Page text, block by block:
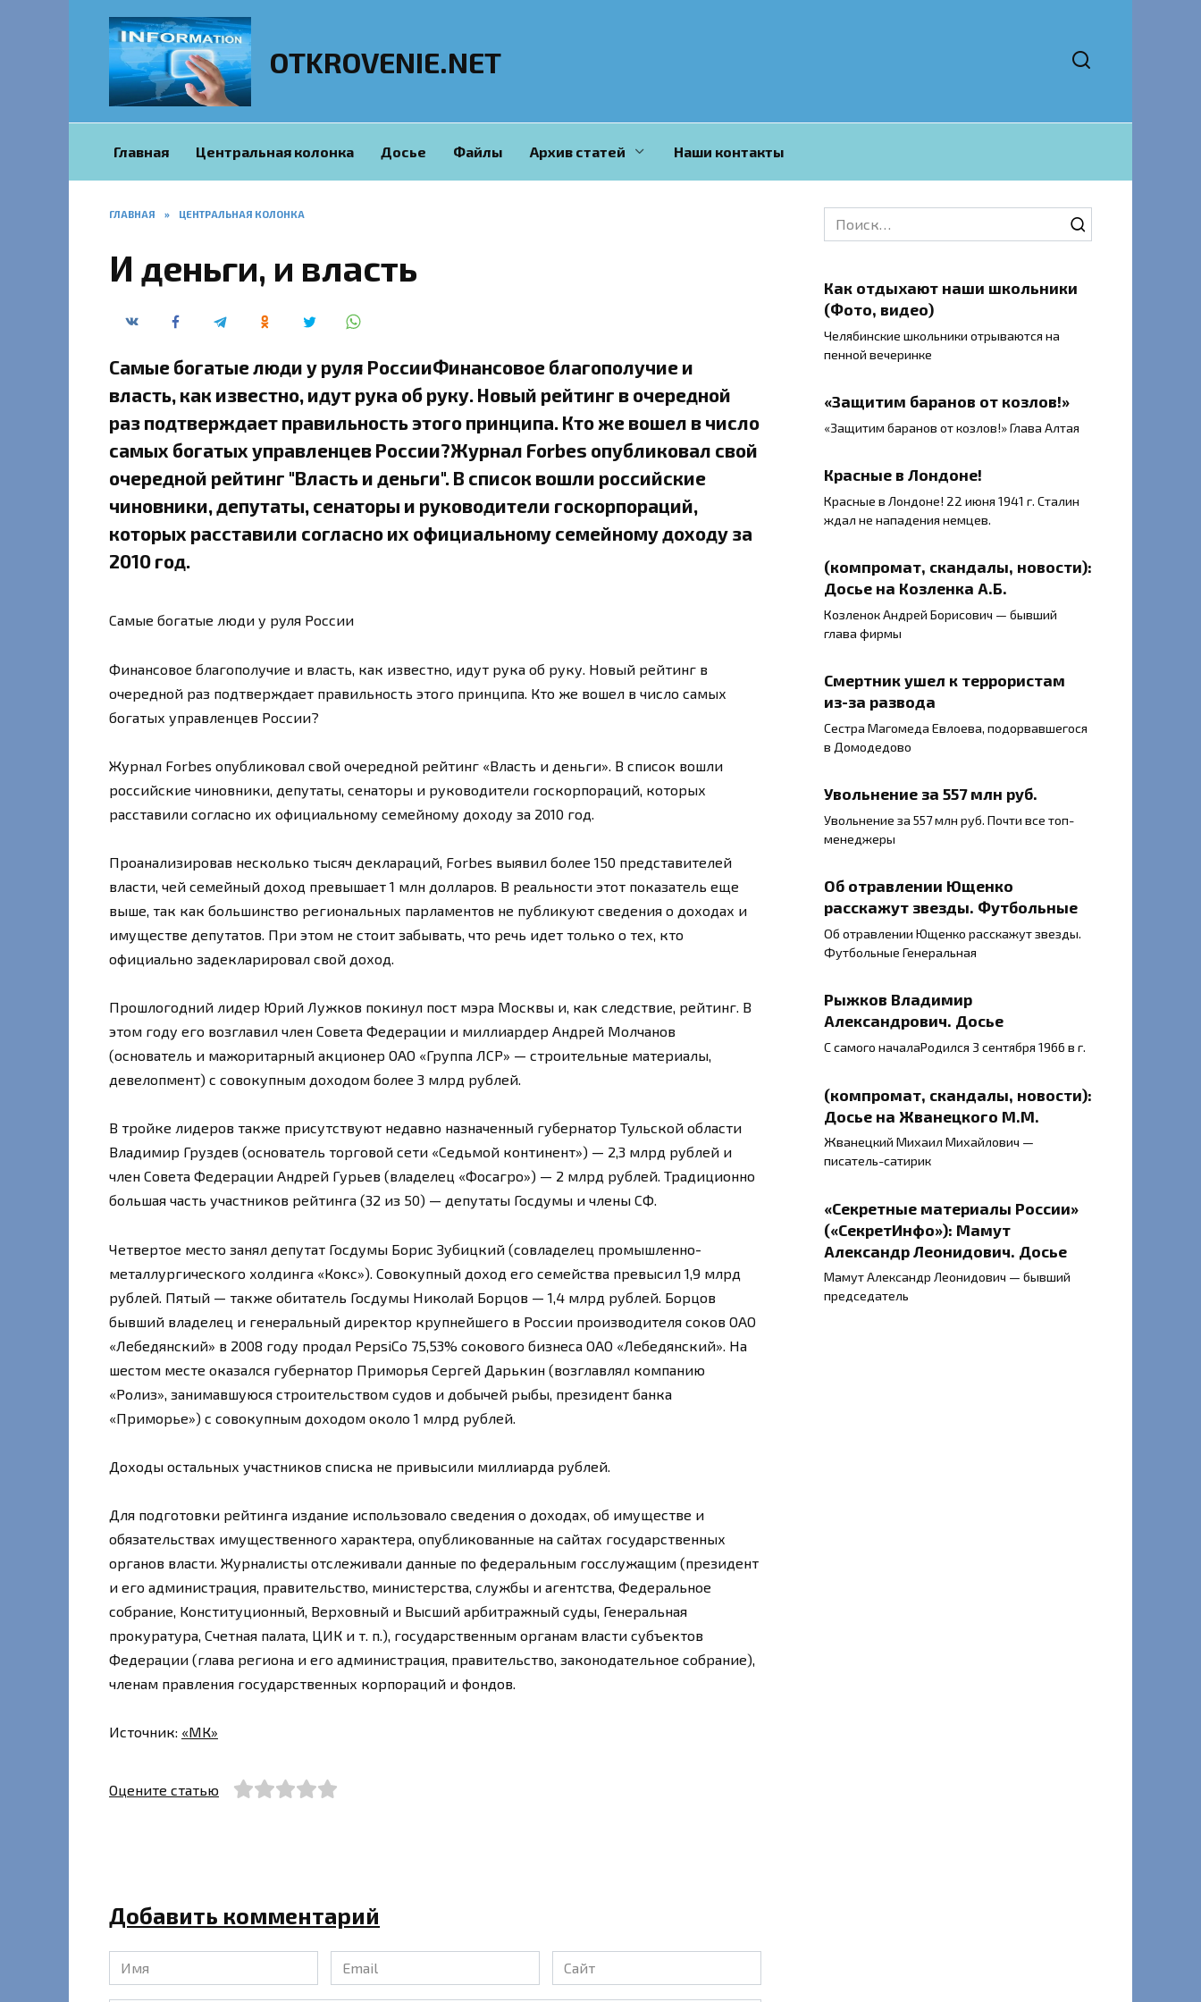
OTKROVENIE.NET
Главная Центральная колонка Досье Файлы Архив статей Наши контакты
ГЛАВНАЯ » ЦЕНТРАЛЬНАЯ КОЛОНКА
И деньги, и власть
Самые богатые люди у руля РоссииФинансовое благополучие и
власть, как известно, идут рука об руку. Новый рейтинг в очередной
раз подтверждает правильность этого принципа. Кто же вошел в число
самых богатых управленцев России?Журнал Forbes опубликовал свой
очередной рейтинг "Власть и деньги". В список вошли российские
чиновники, депутаты, сенаторы и руководители госкорпораций,
которых расставили согласно их официальному семейному доходу за
2010 год.
Самые богатые люди у руля России
Финансовое благополучие и власть, как известно, идут рука об руку. Новый рейтинг в
очередной раз подтверждает правильность этого принципа. Кто же вошел в число самых
богатых управленцев России?
Журнал Forbes опубликовал свой очередной рейтинг «Власть и деньги». В список вошли
российские чиновники, депутаты, сенаторы и руководители госкорпораций, которых
расставили согласно их официальному семейному доходу за 2010 год.
Проанализировав несколько тысяч деклараций, Forbes выявил более 150 представителей
власти, чей семейный доход превышает 1 млн долларов. В реальности этот показатель еще
выше, так как большинство региональных парламентов не публикуют сведения о доходах и
имуществе депутатов. При этом не стоит забывать, что речь идет только о тех, кто
официально задекларировал свой доход.
Прошлогодний лидер Юрий Лужков покинул пост мэра Москвы и, как следствие, рейтинг. В
этом году его возглавил член Совета Федерации и миллиардер Андрей Молчанов
(основатель и мажоритарный акционер ОАО «Группа ЛСР» — строительные материалы,
девелопмент) с совокупным доходом более 3 млрд рублей.
В тройке лидеров также присутствуют недавно назначенный губернатор Тульской области
Владимир Груздев (основатель торговой сети «Седьмой континент») — 2,3 млрд рублей и
член Совета Федерации Андрей Гурьев (владелец «Фосагро») — 2 млрд рублей. Традиционно
большая часть участников рейтинга (32 из 50) — депутаты Госдумы и члены СФ.
Четвертое место занял депутат Госдумы Борис Зубицкий (совладелец промышленно-
металлургического холдинга «Кокс»). Совокупный доход его семейства превысил 1,9 млрд
рублей. Пятый — также обитатель Госдумы Николай Борцов — 1,4 млрд рублей. Борцов
бывший владелец и генеральный директор крупнейшего в России производителя соков ОАО
«Лебедянский» в 2008 году продал PepsiCo 75,53% сокового бизнеса ОАО «Лебедянский». На
шестом месте оказался губернатор Приморья Сергей Дарькин (возглавлял компанию
«Ролиз», занимавшуюся строительством судов и добычей рыбы, президент банка
«Приморье») с совокупным доходом около 1 млрд рублей.
Доходы остальных участников списка не привысили миллиарда рублей.
Для подготовки рейтинга издание использовало сведения о доходах, об имуществе и
обязательствах имущественного характера, опубликованные на сайтах государственных
органов власти. Журналисты отслеживали данные по федеральным госслужащим (президент
и его администрация, правительство, министерства, службы и агентства, Федеральное
собрание, Конституционный, Верховный и Высший арбитражный суды, Генеральная
прокуратура, Счетная палата, ЦИК и т. п.), государственным органам власти субъектов
Федерации (глава региона и его администрация, правительство, законодательное собрание),
членам правления государственных корпораций и фондов.
Источник: «МК»
Оцените статью
Добавить комментарий
Имя
*
Email
*
Сайт
Search
for:
Как отдыхают наши школьники
(Фото, видео)
Челябинские школьники отрываются на
пенной вечеринке
«Защитим баранов от козлов!»
«Защитим баранов от козлов!» Глава Алтая
Красные в Лондоне!
Красные в Лондоне! 22 июня 1941 г. Сталин
ждал не нападения немцев.
(компромат, скандалы, новости):
Досье на Козленка А.Б.
Козленок Андрей Борисович — бывший
глава фирмы
Смертник ушел к террористам
из-за развода
Сестра Магомеда Евлоева, подорвавшегося
в Домодедово
Увольнение за 557 млн руб.
Увольнение за 557 млн руб. Почти все топ-
менеджеры
Об отравлении Ющенко
расскажут звезды. Футбольные
Об отравлении Ющенко расскажут звезды.
Футбольные Генеральная
Рыжков Владимир
Александрович. Досье
С самого началаРодился 3 сентября 1966 в г.
(компромат, скандалы, новости):
Досье на Жванецкого М.М.
Жванецкий Михаил Михайлович —
писатель-сатирик
«Секретные материалы России»
(«СекретИнфо»): Мамут
Александр Леонидович. Досье
Мамут Александр Леонидович — бывший
председатель